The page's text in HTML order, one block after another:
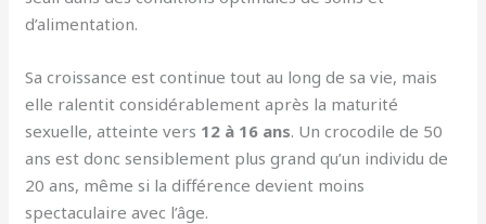
d’alimentation.
Sa croissance est continue tout au long de sa vie, mais
elle ralentit considérablement après la maturité
sexuelle, atteinte vers 12 à 16 ans. Un crocodile de 50
ans est donc sensiblement plus grand qu’un individu de
20 ans, même si la différence devient moins
spectaculaire avec l’âge.